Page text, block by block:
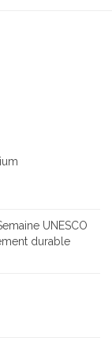
UNESCO
durable